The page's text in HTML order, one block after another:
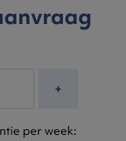
+
per week: